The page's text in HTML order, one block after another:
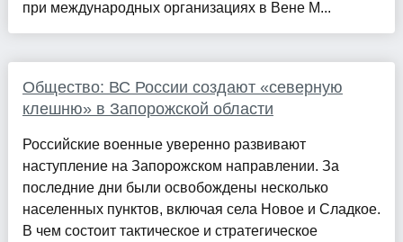
при международных организациях в Вене М...
Общество: ВС России создают «северную
клешню» в Запорожской области
Российские военные уверенно развивают
наступление на Запорожском направлении. За
последние дни были освобождены несколько
населенных пунктов, включая села Новое и Сладкое.
В чем состоит тактическое и стратегическое